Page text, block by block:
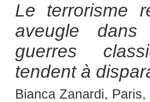
Le terrorisme
aveugle
guerres
tendent à
Bianca Zanardi,